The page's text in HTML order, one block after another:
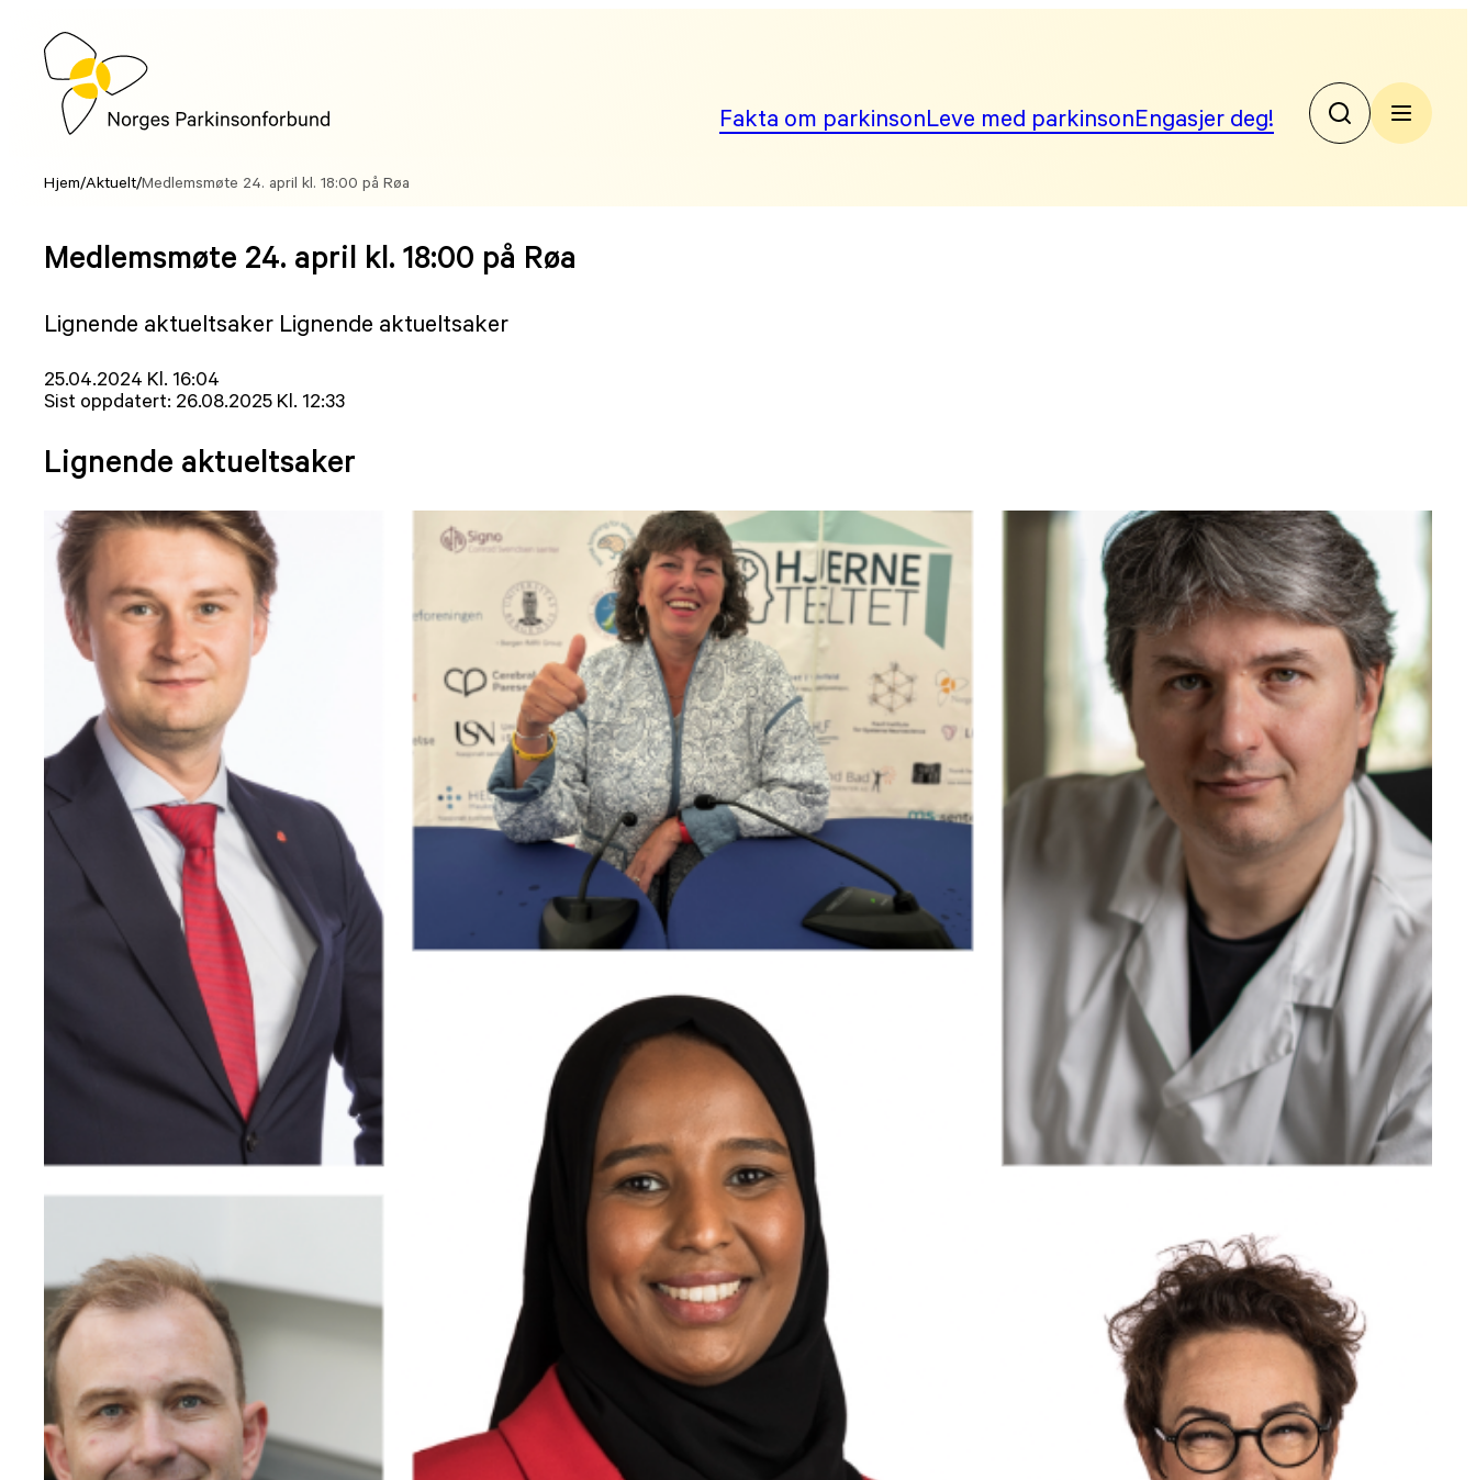
innhold
Fakta om parkinsonLeve med parkinsonEngasjer deg!
Hjem/Aktuelt/Medlemsmøte 24. april kl. 18:00 på Røa
Medlemsmøte 24. april kl. 18:00 på Røa
Lignende aktueltsaker Lignende aktueltsaker
Lagt
ut
25.04.2024 Kl. 16:04
Sist oppdatert: 26.08.2025 Kl. 12:33
Lignende aktueltsaker